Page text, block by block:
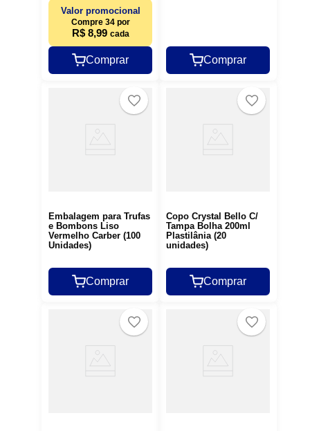
Valor promocional
Compre 34 por
R$ 8,99 cada
Comprar Comprar
Embalagem para Trufas
e Bombons Liso
Vermelho Carber (100
Unidades)
Comprar
Copo Crystal Bello C/
Tampa Bolha 200ml
Plastilânia (20
unidades)
Comprar